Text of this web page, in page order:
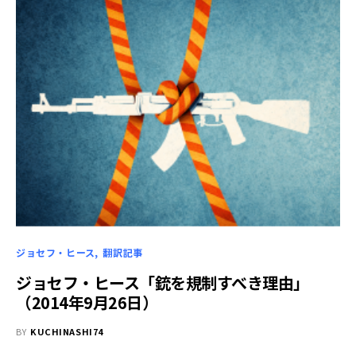
ジョセフ・ヒース 翻訳記事
ジョセフ・ヒース「銃を規制すべき理由」
（2014年9月26日）
BY KUCHINASHI74